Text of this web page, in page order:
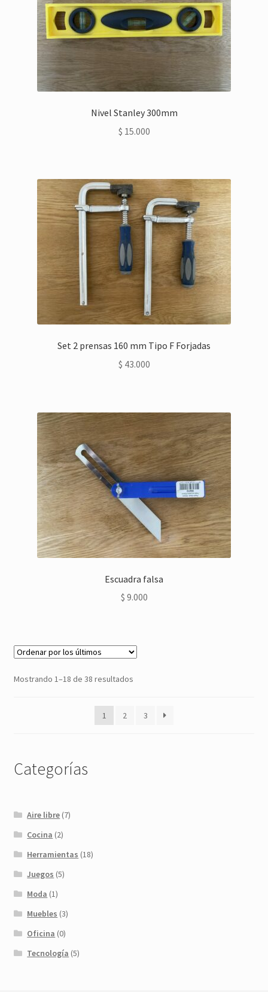
Nivel Stanley 300mm
$ 15.000
Set 2 prensas 160 mm Tipo F Forjadas
$ 43.000
Escuadra falsa
$ 9.000
Mostrando 1–18 de 38 resultadosOrdenado
últimos
1 2 3
Categorías
Aire libre (7)
Cocina (2)
Herramientas (18)
Juegos (5)
Moda (1)
Muebles (3)
Oficina (0)
Tecnología (5)